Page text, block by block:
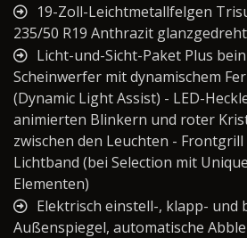
19-Zoll-Leichtmetallfelgen
235/50 R19 Anthrazit glanzgedreht
Licht-und-Sicht-Paket Plus
Scheinwerfer mit dynamischem
(Dynamic Light Assist) - LED-
animierten Blinkern und roter
zwischen den Leuchten -
Lichtband (bei Selection mit
Elementen)
Elektrisch einstell-, klapp- und
Außenspiegel, automatische